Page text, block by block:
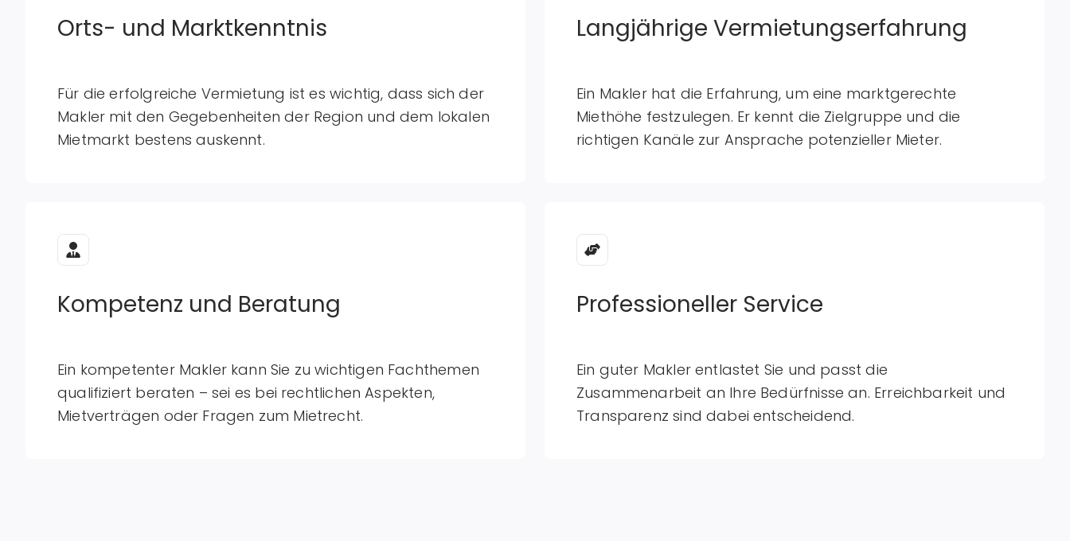
Orts- und Marktkenntnis
Für die erfolgreiche Vermietung ist es wichtig, dass sich der
Makler mit den Gegebenheiten der Region und dem lokalen
Mietmarkt bestens auskennt.
Langjährige Vermietungserfahrung
Ein Makler hat die Erfahrung, um eine marktgerechte
Miethöhe festzulegen. Er kennt die Zielgruppe und die
richtigen Kanäle zur Ansprache potenzieller Mieter.
Kompetenz und Beratung
Ein kompetenter Makler kann Sie zu wichtigen Fachthemen
qualifiziert beraten – sei es bei rechtlichen Aspekten,
Mietverträgen oder Fragen zum Mietrecht.
Professioneller Service
Ein guter Makler entlastet Sie und passt die
Zusammenarbeit an Ihre Bedürfnisse an. Erreichbarkeit und
Transparenz sind dabei entscheidend.